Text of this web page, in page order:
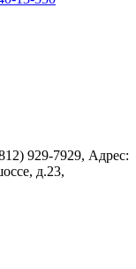
929-7929, Адрес:
д.23,